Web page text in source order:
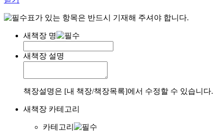
표가 있는 항목은 반드시 기재해 주셔야 합니다.
새책장 명
새책장 설명
책장설명은 [내 책장/책장목록]에서 수정할 수 있습니다.
새책장 카테고리
카테고리